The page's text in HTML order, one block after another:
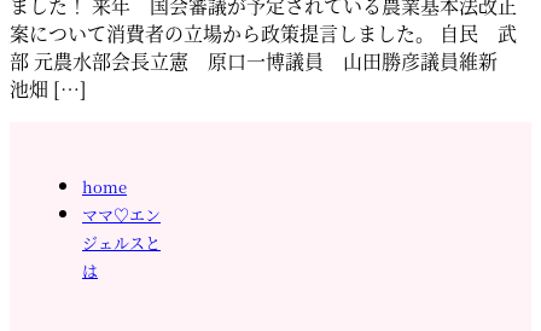
案について消費者の立場から政策提言しました。 自民 武
部 元農水部会長立憲 原口一博議員 山田勝彦議員維新
池畑 […]
home
ママ♡エン
ジェルスと
は